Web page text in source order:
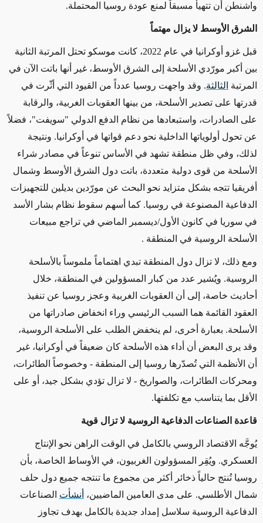
واشنطن أن تتهيأ مسبقاً لمنع عودة روسيا المحتملة.
الشرق الأوسط لا يزال مهتماً
قبل غزو أوكرانيا في عام 2022، كانت موسكو تحتل المرتبة الثانية
بين أكبر مورّدي الأسلحة إلى الشرق الأوسط، غير أنها باتت الآن في
المرتبة الثالثة. وقد واجهت روسيا عدداً من القيود التي أثّرت في
قدرتها على تصدير الأسلحة، من بينها العقوبات الغربية، والرقابة
على الصادرات، واستبعادها من نظام الدفع الدولي "سويفت"، فضلاً
عن تحول أولوياتها الداخلية نحو دعم قواتها في أوكرانيا. ونتيجة
لذلك، وفي ظل منطقة تشهد في الأساس تنوعاً في مصادر شراء
الأسلحة من قوى دولية متعددة، باتت دول الشرق الأوسط وشمال
أفريقيا تتجه بشكل متزايد نحو البحث عن مورّدين بديلين للتجهيزات
الدفاعية المصنوعة في روسيا. كما أسهم سقوط نظام بشار الأسد
في سوريا في كانون الأول/ديسمبر الماضي في تراجع مبيعات
الأسلحة الروسية في المنطقة .
ومع ذلك، لا تزال دول المنطقة تبدي اهتماماً ملموساً بالأسلحة
الروسية. ويُشير عدد من كبار المسؤولين في المنطقة، خلال
أحاديث خاصة، إلى أن العقوبات الغربية وعجز روسيا عن تنفيذ
العقود القائمة هما السبب الرئيسي وراء انخفاض صادراتها من
الأسلحة. بعبارة أخرى، لم ينخفض الطلب على الأسلحة الروسية،
وقد يرى البعض أن أداء هذه الأسلحة كان ضعيفاً في أوكرانيا، غير
أن الأنظمة التي تُصدّرها روسيا إلى المنطقة - وخصوصاً الطائرات،
ومحركات الطائرات، والصواريخ - لا تزال تؤدي بشكل جيد، أو على
الأقل بما يتناسب مع تكلفتها.
قاعدة الصناعات الدفاعية الروسية لا تزال قوية
يُوجَّه الاقتصاد الروسي بالكامل في الوقت الراهن نحو الإنتاج
العسكري. ويُقِر المسؤولون الغربيون، في الأوساط الخاصة، بأن
روسيا تُنتج حالياً ذخائر أكثر من مجموع ما تنتجه جميع دول حلف
شمال الأطلسي . على مدى العامين الماضيين، أنشأتالصناعات
الدفاعية الروسية سلاسل إمداد جديدة بالكامل بهدف تجاوز